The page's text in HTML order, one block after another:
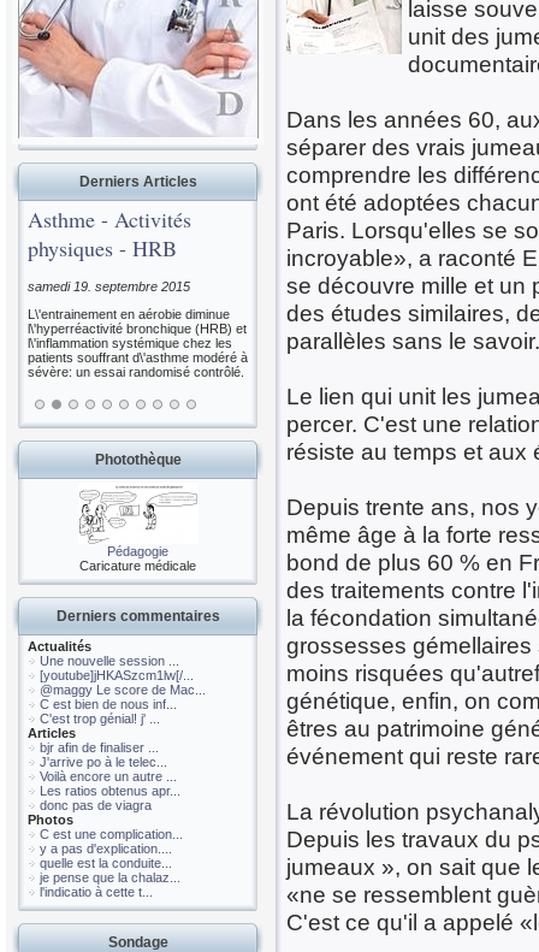
Derniers Articles
Asthme - Activités
physiques - HRB
samedi 19. septembre 2015
L\'entrainement en aérobie diminue
l\'hyperréactivité bronchique (HRB) et
l\'inflammation systémique chez les
patients souffrant d\'asthme modéré à
sévère: un essai randomisé contrôlé.
Photothèque
Pédagogie
Caricature médicale
Derniers commentaires
Actualités
Une nouvelle session ...
[youtube]jHKASzcm1lw[/...
@maggy Le score de Mac...
C est bien de nous inf...
C'est trop génial! j' ...
Articles
bjr afin de finaliser ...
J'arrive po à le telec...
Voilà encore un autre ...
Les ratios obtenus apr...
donc pas de viagra
Photos
C est une complication...
y a pas d'explication....
quelle est la conduite...
je pense que la chalaz...
l'indicatio à cette t...
Sondage
laisse
unit des
Dans les années 60,
séparer des vrais
comprendre les
ont été adoptées
Paris. Lorsqu'elles se
incroyable», a raconté
se découvre mille et un
des études similaires,
parallèles sans le savoir.
Le lien qui unit les
percer. C'est une
résiste au temps et aux
Depuis trente ans, nos
même âge à la forte
bond de plus 60 % en
des traitements contre
la fécondation
grossesses
moins risquées
génétique, enfin, on
êtres au patrimoine
événement qui reste
La révolution
Depuis les travaux du
jumeaux », on sait que
«ne se ressemblent
C'est ce qu'il a appelé